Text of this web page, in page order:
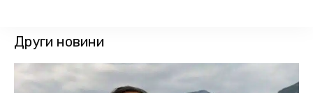
Други новини